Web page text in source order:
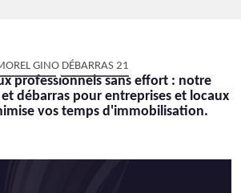
GINO DÉBARRAS 21
professionnels sans effort : notre
débarras pour entreprises et locaux
vos temps d'immobilisation.